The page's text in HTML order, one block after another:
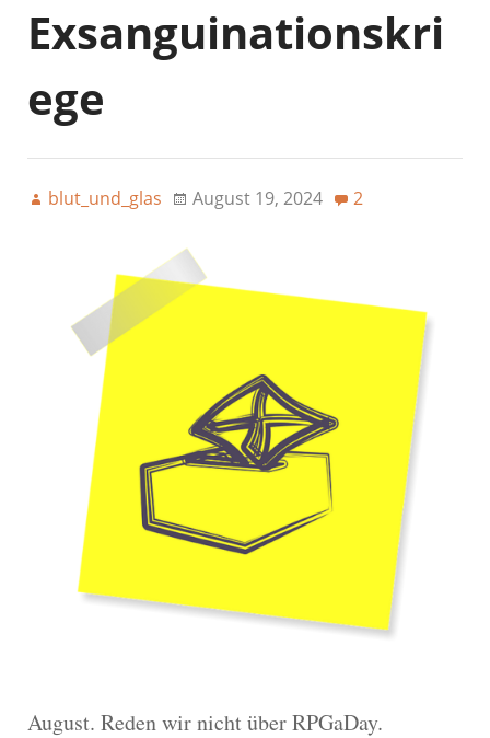
Exsanguinationskri
ege
blut_und_glas August 19, 2024 2
August. Reden wir nicht über RPGaDay.